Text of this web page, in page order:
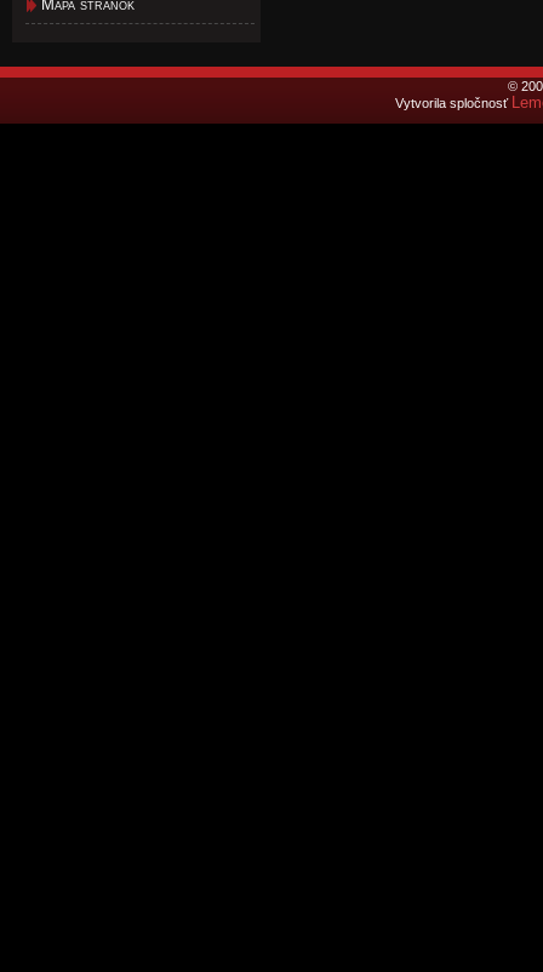
Mapa stránok
©
Vytvorila spločnosť